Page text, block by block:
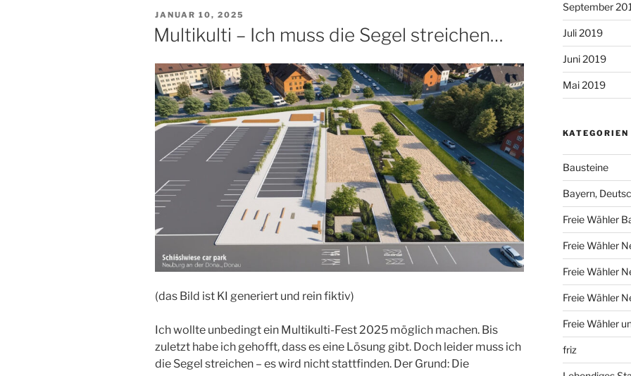
VERÖFFENTLICHT
JANUAR 10, 2025
Multikulti – Ich muss die Segel streichen…
(das Bild ist KI generiert und rein fiktiv)
Ich wollte unbedingt ein Multikulti-Fest 2025 möglich machen. Bis
zuletzt habe ich gehofft, dass es eine Lösung gibt. Doch leider muss ich
die Segel streichen – es wird nicht stattfinden. Der Grund: Die
September
Juli 2019
Juni 2019
Mai 2019
KATEGORIEN
Bausteine
Bayern,
Freie Wähler
Freie Wähler
Freie Wähler
Freie Wähler
Freie Wähler
friz